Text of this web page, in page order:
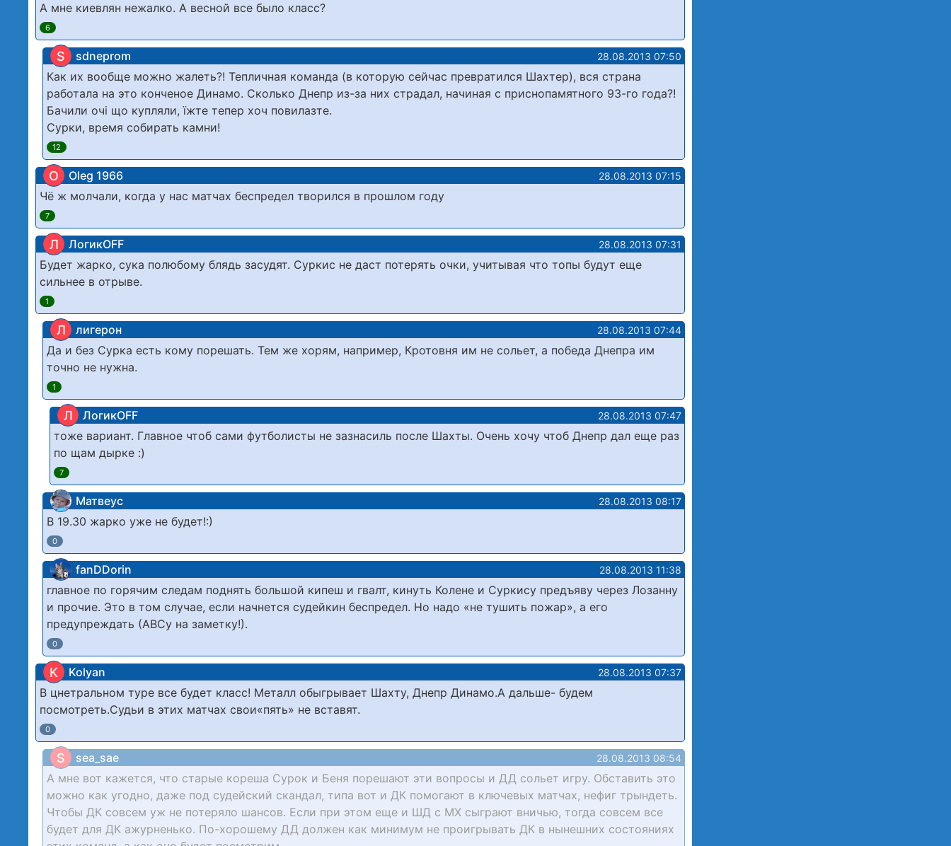
А мне киевлян нежалко. А весной все было класс?
6
S sdneprom 28.08.2013 07:50
Как их вообще можно жалеть?! Тепличная команда (в которую сейчас превратился Шахтер), вся страна
работала на это конченое Динамо. Сколько Днепр из-за них страдал, начиная с приснопамятного 93-го года?!
Бачили очі що купляли, їжте тепер хоч повилазте.
Сурки, время собирать камни!
12
O Oleg 1966 28.08.2013 07:15
Чё ж молчали, когда у нас матчах беспредел творился в прошлом году
7
Л ЛогикOFF 28.08.2013 07:31
Будет жарко, сука полюбому блядь засудят. Суркис не даст потерять очки, учитывая что топы будут еще
сильнее в отрыве.
1
Л лигерон 28.08.2013 07:44
Да и без Сурка есть кому порешать. Тем же хорям, например, Кротовня им не сольет, а победа Днепра им
точно не нужна.
1
Л ЛогикOFF 28.08.2013 07:47
тоже вариант. Главное чтоб сами футболисты не зазнасиль после Шахты. Очень хочу чтоб Днепр дал еще раз
по щам дырке :)
7
Матвеус 28.08.2013 08:17
В 19.30 жарко уже не будет!:)
0
fanDDorin 28.08.2013 11:38
главное по горячим следам поднять большой кипеш и гвалт, кинуть Колене и Суркису предъяву через Лозанну
и прочие. Это в том случае, если начнется судейкин беспредел. Но надо «не тушить пожар», а его
предупреждать (АВСу на заметку!).
0
K Kolyan 28.08.2013 07:37
В цнетральном туре все будет класс! Металл обыгрывает Шахту, Днепр Динамо.А дальше- будем
посмотреть.Судьи в этих матчах свои«пять» не вставят.
0
S sea_sae 28.08.2013 08:54
А мне вот кажется, что старые кореша Сурок и Беня порешают эти вопросы и ДД сольет игру. Обставить это
можно как угодно, даже под судейский скандал, типа вот и ДК помогают в ключевых матчах, нефиг трындеть.
Чтобы ДК совсем уж не потеряло шансов. Если при этом еще и ШД с МХ сыграют вничью, тогда совсем все
будет для ДК ажурненько. По-хорошему ДД должен как минимум не проигрывать ДК в нынешних состояниях